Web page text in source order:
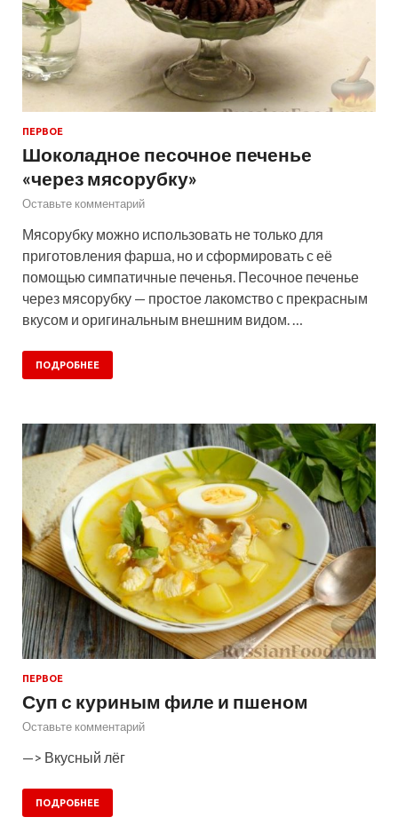
ПЕРВОЕ
Шоколадное песочное печенье
«через мясорубку»
Оставьте комментарий
Мясорубку можно использовать не только для
приготовления фарша, но и сформировать с её
помощью симпатичные печенья. Песочное печенье
через мясорубку — простое лакомство с прекрасным
вкусом и оригинальным внешним видом. …
ПОДРОБНЕЕ
ПЕРВОЕ
Суп с куриным филе и пшеном
Оставьте комментарий
—> Вкусный лёг
ПОДРОБНЕЕ